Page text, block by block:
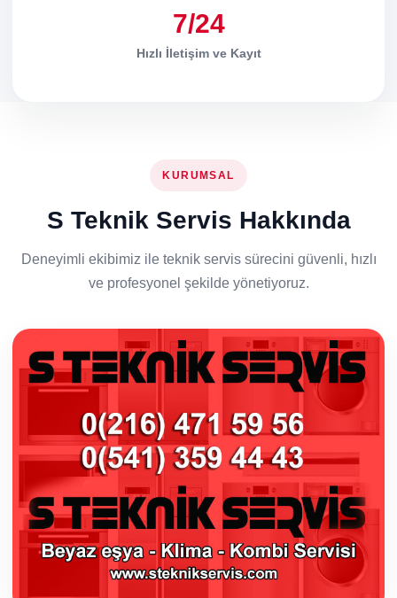
7/24
Hızlı İletişim ve Kayıt
KURUMSAL
S Teknik Servis Hakkında
Deneyimli ekibimiz ile teknik servis sürecini güvenli, hızlı
ve profesyonel şekilde yönetiyoruz.